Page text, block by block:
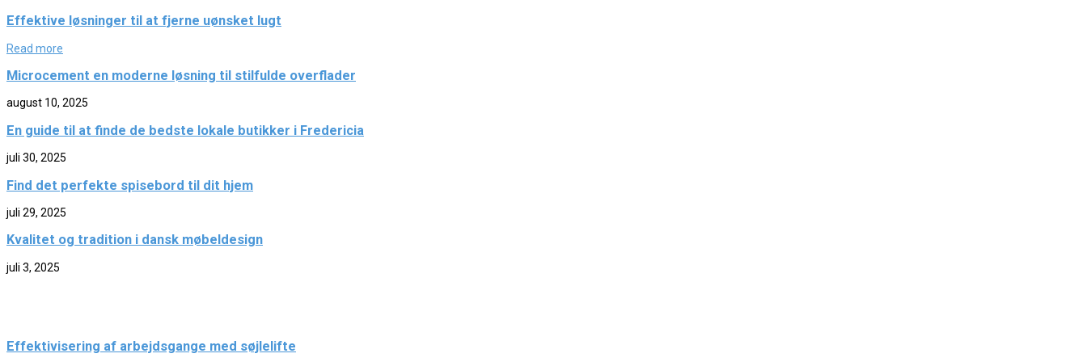
Effektive løsninger til at fjerne uønsket lugt
Read more
Microcement en moderne løsning til stilfulde overflader
august 10, 2025
En guide til at finde de bedste lokale butikker i Fredericia
juli 30, 2025
Find det perfekte spisebord til dit hjem
juli 29, 2025
Kvalitet og tradition i dansk møbeldesign
juli 3, 2025
Effektivisering af arbejdsgange med søjlelifte